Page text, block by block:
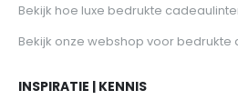
Bekijk hoe luxe bedrukte
Bekijk onze webshop voor bedrukte
INSPIRATIE | KENNIS